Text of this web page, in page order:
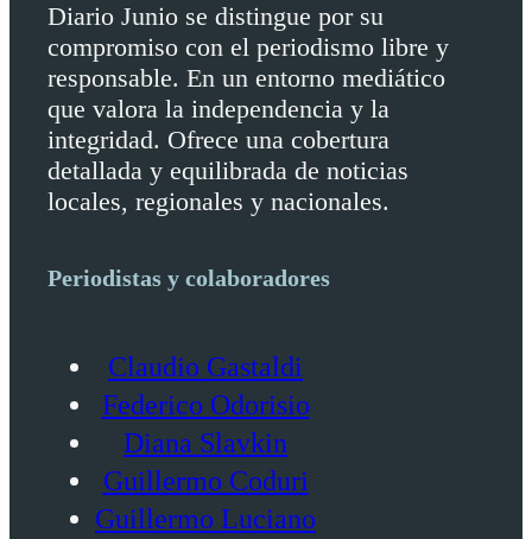
Diario Junio se distingue por su
compromiso con el periodismo libre y
responsable. En un entorno mediático
que valora la independencia y la
integridad. Ofrece una cobertura
detallada y equilibrada de noticias
locales, regionales y nacionales.
Periodistas y colaboradores
Claudio Gastaldi
Federico Odorisio
Diana Slavkin
Guillermo Coduri
Guillermo Luciano